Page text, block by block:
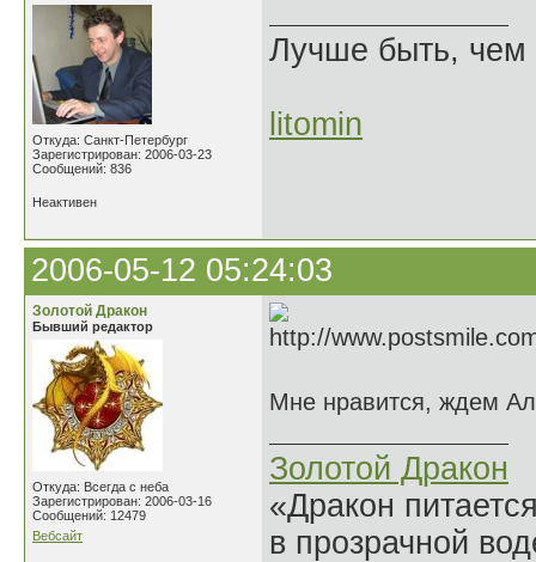
Откуда: Санкт-Петербург
Зарегистрирован: 2006-03-23
Сообщений: 836
Лучше быть, чем
litomin
Неактивен
2006-05-12 05:24:03
Золотой Дракон
Бывший редактор
Откуда: Всегда с неба
Зарегистрирован: 2006-03-16
Сообщений: 12479
Вебсайт
Мне нравится, ждем
Золотой Дракон
«Дракон
в прозрачной